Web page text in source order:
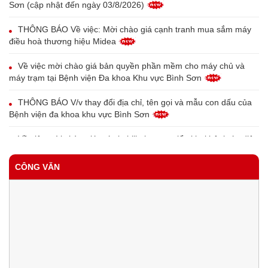
Sơn (cập nhật đến ngày 03/8/2026)
THÔNG BÁO Về việc: Mời chào giá cạnh tranh mua sắm máy
điều hoà thương hiệu Midea
Về việc mời chào giá bản quyền phần mềm cho máy chủ và
máy trạm tại Bệnh viện Đa khoa Khu vực Bình Sơn
THÔNG BÁO V/v thay đổi địa chỉ, tên gọi và mẫu con dấu của
Bệnh viện đa khoa khu vực Bình Sơn
Về việc mời chào giá máy in bill phục vụ triển khai bệnh án điện
CÔNG VĂN